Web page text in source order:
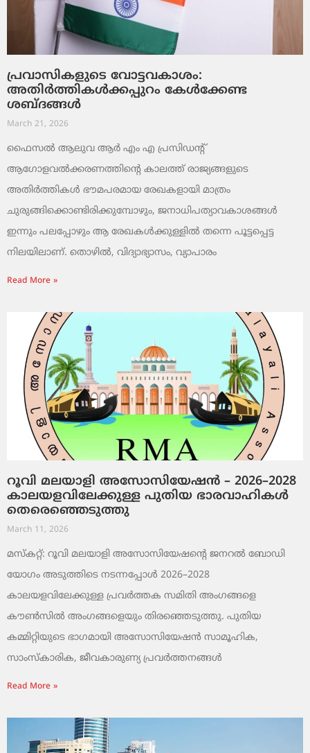
പ്രവാസികളുടെ വോട്ടവകാശം:
അതിർത്തികൾക്കപ്പുറം കേൾക്കേണ്ട
ശബ്ദങ്ങൾ
March 21, 2026
ഫൈസൽ ആലുവ ആർ എം എ പ്രസിഡന്റ്
ആഗോളവൽക്കരണത്തിന്റെ കാലത്ത് രാജ്യങ്ങളുടെ
അതിർത്തികൾ ഭൗമപരമായ രേഖകളായി മാത്രം
ചുരുങ്ങിക്കൊണ്ടിരിക്കുമ്പോഴും, ജനാധിപത്യാവകാശങ്ങൾ
ഇന്നും പലപ്പോഴും ആ രേഖകൾക്കുള്ളിൽ തന്നെ പൂട്ടപ്പെട്ട
നിലയിലാണ്. തൊഴിൽ, വിദ്യാഭ്യാസം, വ്യാപാരം
Read More »
റൂവി മലയാളി അസോസിയേഷൻ – 2026–2028
കാലയളവിലേക്കുള്ള പുതിയ ഭാരവാഹികൾ
തെരെഞ്ഞെടുത്തു
March 11, 2026
മസ്കറ്റ്: റൂവി മലയാളി അസോസിയേഷന്റെ ജനറൽ ബോഡി
യോഗം അടുത്തിടെ നടന്നപ്പോൾ 2026–2028
കാലയളവിലേക്കുള്ള പ്രവർത്തക സമിതി അംഗങ്ങളെ
കൗൺസിൽ അംഗങ്ങളെയും തിരഞ്ഞെടുത്തു. പുതിയ
കമ്മിറ്റിയുടെ ഭാഗമായി അസോസിയേഷൻ സാമൂഹിക,
സാംസ്‌കാരിക, ജീവകാരുണ്യ പ്രവർത്തനങ്ങൾ
Read More »